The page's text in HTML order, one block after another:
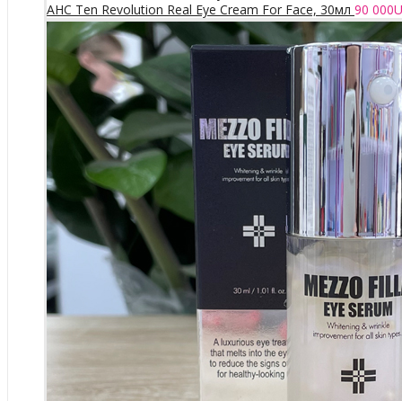
AHC Ten Revolution Real Eye Cream For Face, 30мл 90 000